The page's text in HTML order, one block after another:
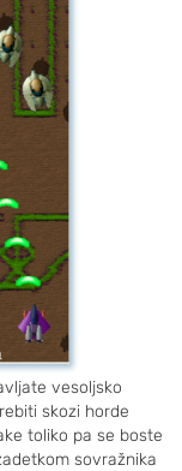
vesoljsko
skozi horde
toliko pa se boste
sovražnika